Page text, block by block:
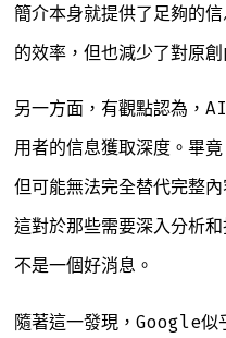
簡介本身就提供了足夠的
的效率，但也減少了對原
另一方面，有觀點認為，
用者的信息獲取深度。畢
但可能無法完全替代完整
這對於那些需要深入分析
不是一個好消息。
隨著這一發現，Google似